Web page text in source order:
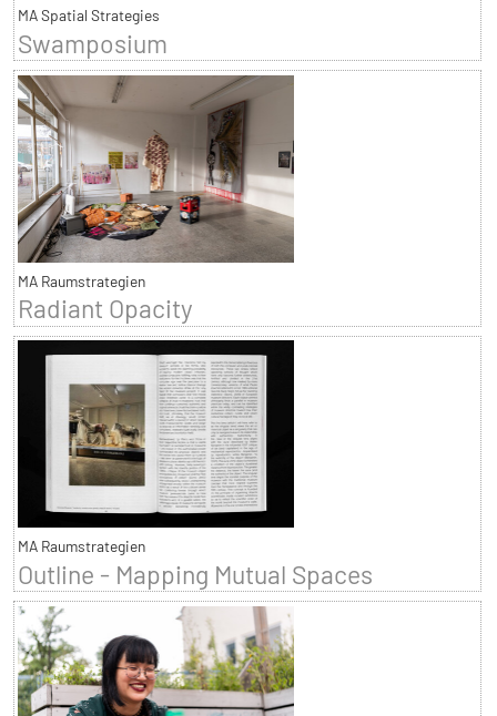
MA Spatial Strategies
Swamposium
MA Raumstrategien
Radiant Opacity
MA Raumstrategien
Outline - Mapping Mutual Spaces